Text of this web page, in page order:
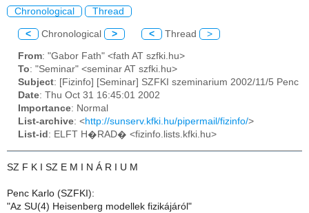
Chronological Thread
< Chronological > < Thread >
From: "Gabor Fath" <fath AT szfki.hu>
To: "Seminar" <seminar AT szfki.hu>
Subject: [Fizinfo] [Seminar] SZFKI szeminarium 2002/11/5 Penc
Date: Thu Oct 31 16:45:01 2002
Importance: Normal
List-archive: <http://sunserv.kfki.hu/pipermail/fizinfo/>
List-id : ELFT H�RAD� <fizinfo.lists.kfki.hu>
SZ F K I SZ E M I N Á R I U M
Penc Karlo (SZFKI):
"Az SU(4) Heisenberg modellek fizikájáról"